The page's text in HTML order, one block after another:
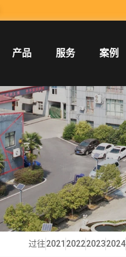
产品 服务 案例
过往2021 202220232024